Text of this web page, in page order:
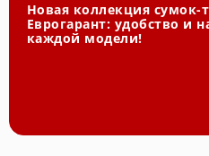
Новая коллекция сумок-
Еврогарант: удобство и
каждой модели!